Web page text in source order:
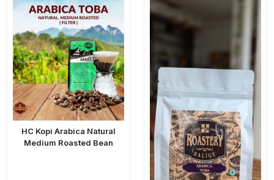
HC Kopi Arabica Natural
Medium Roasted Bean